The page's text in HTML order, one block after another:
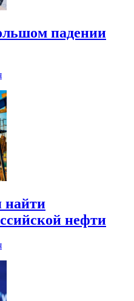
падении
найти
нефти